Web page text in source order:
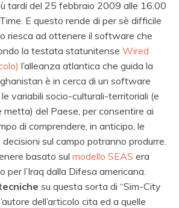
tardi del 25 febbraio 2009 alle 16.00
E questo rende di per sè difficile
riesca ad ottenere il software che
la testata statunitense Wired
l’alleanza atlantica che guida la
è in cerca di un software
variabili socio-culturali-territoriali (e
metta) del Paese, per consentire ai
di comprendere, in anticipo, le
sul campo potranno produrre.
basato sul modello SEAS era
l’Iraq dalla Difesa americana.
su questa sorta di “Sim-City
dell’articolo cita ed a quelle